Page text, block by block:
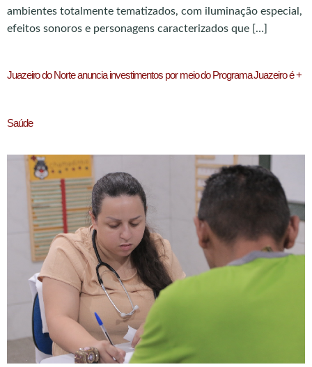
ambientes totalmente tematizados, com iluminação especial,
efeitos sonoros e personagens caracterizados que […]
Juazeiro do Norte anuncia investimentos por meio do Programa Juazeiro é +
Saúde